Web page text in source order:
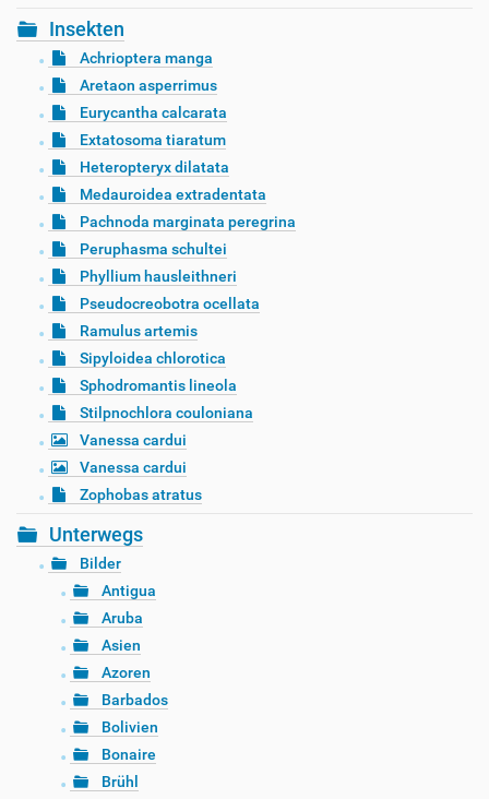
Insekten
Achrioptera manga
Aretaon asperrimus
Eurycantha calcarata
Extatosoma tiaratum
Heteropteryx dilatata
Medauroidea extradentata
Pachnoda marginata peregrina
Peruphasma schultei
Phyllium hausleithneri
Pseudocreobotra ocellata
Ramulus artemis
Sipyloidea chlorotica
Sphodromantis lineola
Stilpnochlora couloniana
Vanessa cardui
Vanessa cardui
Zophobas atratus
Unterwegs
Bilder
Antigua
Aruba
Asien
Azoren
Barbados
Bolivien
Bonaire
Brühl